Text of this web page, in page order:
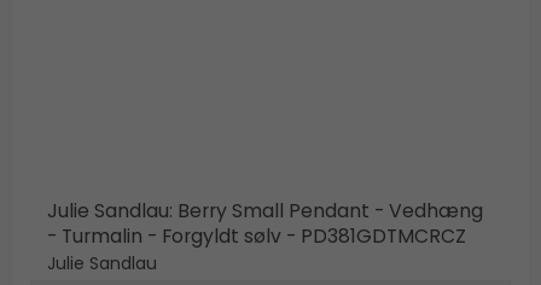
Julie Sandlau: Berry Small Pendant - Vedhæng
- Turmalin - Forgyldt sølv - PD381GDTMCRCZ
Julie Sandlau